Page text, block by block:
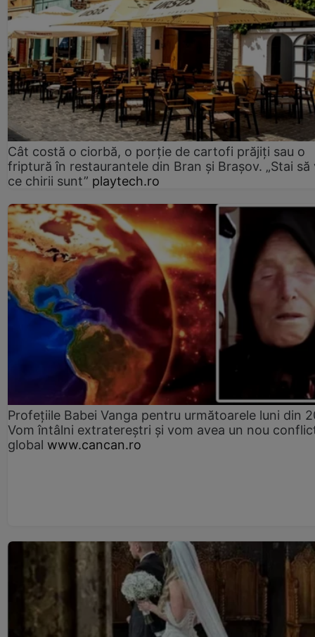
Cât costă o ciorbă, o porţie de cartofi prăjiţi sau o
friptură în restaurantele din Bran şi Braşov. „Stai să
ce chirii sunt” playtech.ro
Profețiile Babei Vanga pentru următoarele luni din
Vom întâlni extratereștri și vom avea un nou
global www.cancan.ro